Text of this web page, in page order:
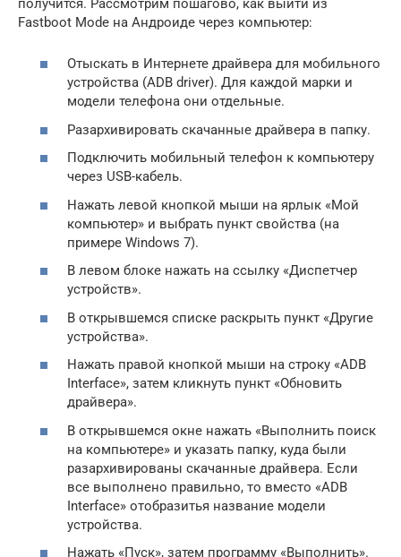
Fastboot Mode на Андроиде через компьютер:
Отыскать в Интернете драйвера для мобильного
устройства (ADB driver). Для каждой марки и
модели телефона они отдельные.
Разархивировать скачанные драйвера в папку.
Подключить мобильный телефон к компьютеру
через USB-кабель.
Нажать левой кнопкой мыши на ярлык «Мой
компьютер» и выбрать пункт свойства (на
примере Windows 7).
В левом блоке нажать на ссылку «Диспетчер
устройств».
В открывшемся списке раскрыть пункт «Другие
устройства».
Нажать правой кнопкой мыши на строку «ADB
Interface», затем кликнуть пункт «Обновить
драйвера».
В открывшемся окне нажать «Выполнить поиск
на компьютере» и указать папку, куда были
разархивированы скачанные драйвера. Если
все выполнено правильно, то вместо «ADB
Interface» отобразитья название модели
устройства.
Нажать «Пуск», затем программу «Выполнить».